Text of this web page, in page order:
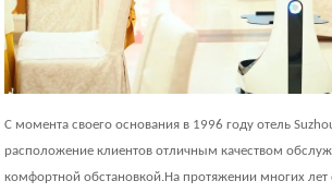
С момента своего основания в 1996 году отель
расположение клиентов отличным качеством
комфортной обстановкой.На протяжении многих лет